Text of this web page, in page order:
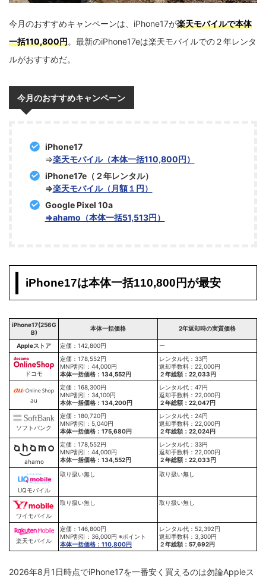
今月のおすすめキャンペーンは、iPhone17が楽天モバイルで本体
一括110,800円。最新のiPhone17eは楽天モバイルでの２年レンタ
ルがおすすめだ。
今月のおすすめキャンペーン
iPhone17
⇒楽天モバイル（本体一括110,800円）
iPhone17e（２年レンタル）
⇒楽天モバイル（月額１円）
Google Pixel 10a
⇒ahamo（本体一括51,513円）
iPhone17は本体一括110,800円が最安
iPhone17(256G
B)
本体一括価格 2年返却時の実質価格
Appleストア 定価：142,800円 ー
ドコモ
定価：178,552円
MNP割引：44,000円
本体一括価格：134,552円
レンタル代：33円
返却手数料：22,000円
２年総額：22,033円
au
定価：168,300円
MNP割引：34,100円
本体一括価格：134,200円
レンタル代：47円
返却手数料：22,000円
２年総額：22,047円
ソフトバンク
定価：180,720円
MNP割引：5,040円
本体一括価格：175,680円
レンタル代：24円
返却手数料：22,000円
２年総額：22,024円
ahamo
定価：178,552円
MNP割引：44,000円
本体一括価格：134,552円
レンタル代：33円
返却手数料：22,000円
２年総額：22,033円
UQモバイル
取り扱い無し 取り扱い無し
ワイモバイル
取り扱い無し 取り扱い無し
楽天モバイル
定価：146,800円
MNP割引：36,000円 ※ポイント
本体一括価格：110,800円
レンタル代：52,392円
返却手数料：3,300円
２年総額：57,692円
2026年8月1日時点でiPhone17を一番安く買えるのは勿論Appleス